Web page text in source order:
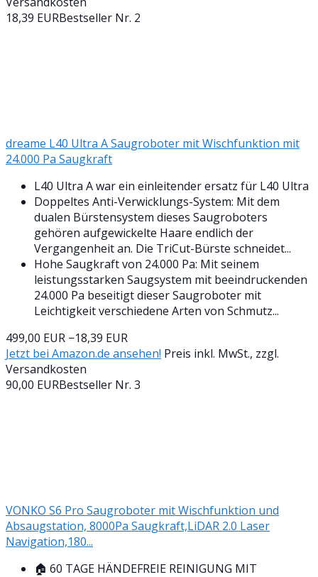
18,39 EURBestseller Nr. 2
dreame L40 Ultra A Saugroboter mit Wischfunktion mit
24.000 Pa Saugkraft
L40 Ultra A war ein einleitender ersatz für L40 Ultra
Doppeltes Anti-Verwicklungs-System: Mit dem
dualen Bürstensystem dieses Saugroboters
gehören aufgewickelte Haare endlich der
Vergangenheit an. Die TriCut-Bürste schneidet...
Hohe Saugkraft von 24.000 Pa: Mit seinem
leistungsstarken Saugsystem mit beeindruckenden
24.000 Pa beseitigt dieser Saugroboter mit
Leichtigkeit verschiedene Arten von Schmutz...
499,00 EUR −18,39 EUR
Jetzt bei Amazon.de ansehen! Preis inkl. MwSt., zzgl.
Versandkosten
90,00 EURBestseller Nr. 3
VONKO S6 Pro Saugroboter mit Wischfunktion und
Absaugstation, 8000Pa Saugkraft,LiDAR 2.0 Laser
Navigation,180...
🏠 60 TAGE HÄNDEFREIE REINIGUNG MIT